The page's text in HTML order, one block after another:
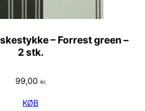
– Forrest green –
2 stk.
99,00 kr.
KØB